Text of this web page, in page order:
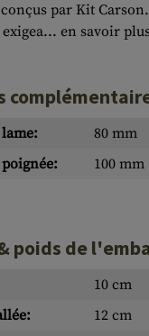
par Kit
en savoir
80 mm
100 mm
poids de
10 cm
12 cm